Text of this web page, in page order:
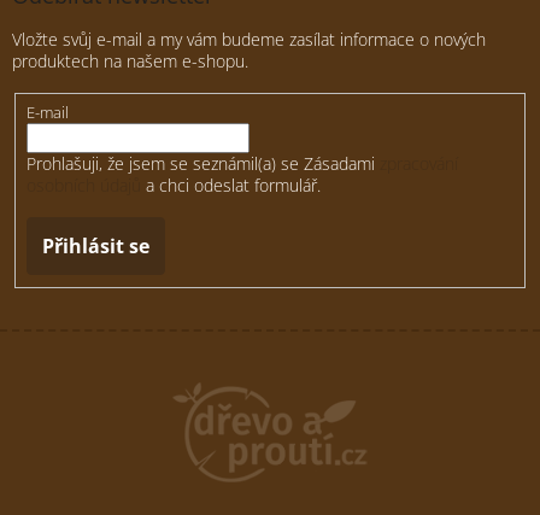
Vložte svůj e-mail a my vám budeme zasílat informace o nových
produktech na našem e-shopu.
E-mail
Prohlašuji, že jsem se seznámil(a) se Zásadami
a chci odeslat formulář.
Přihlásit se